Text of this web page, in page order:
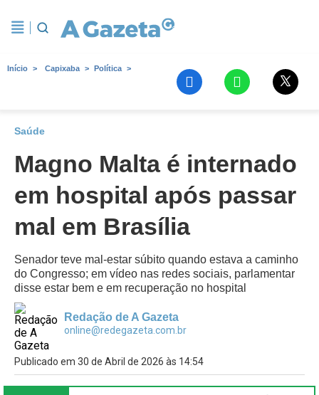
Início Capixaba Política
Saúde
Magno Malta é internado
em hospital após passar
mal em Brasília
Senador teve mal-estar súbito quando estava a caminho
do Congresso; em vídeo nas redes sociais, parlamentar
disse estar bem e em recuperação no hospital
Redação de A Gazeta
online@redegazeta.com.br
Publicado em 30 de Abril de 2026 às 14:54